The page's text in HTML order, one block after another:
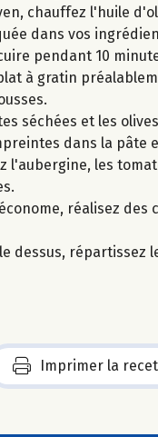
chauffez l'huile
dans vos
pendant 10
à gratin
séchées et les
dans la
l'aubergine, les
réalisez des
dessus, répartissez
Imprimer la